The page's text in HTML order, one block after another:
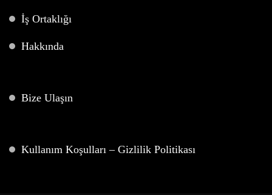
İş Ortaklığı
Hakkında
Bize Ulaşın
Kullanım Koşulları – Gizlilik Politikası